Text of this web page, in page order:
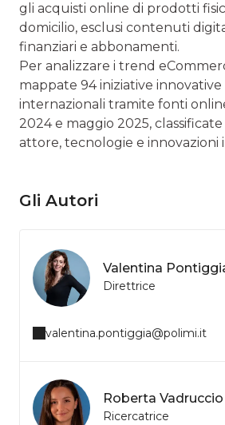
gli acquisti online di prodotti
domicilio, esclusi contenuti
finanziari e abbonamenti.
Per analizzare i trend
mappate 94 iniziative innovative
internazionali tramite fonti
2024 e maggio 2025,
attore, tecnologie e innovazioni
Gli Autori
Valentina
Direttrice
valentina.pontiggia@polimi.it
Roberta Vadruccio
Ricercatrice